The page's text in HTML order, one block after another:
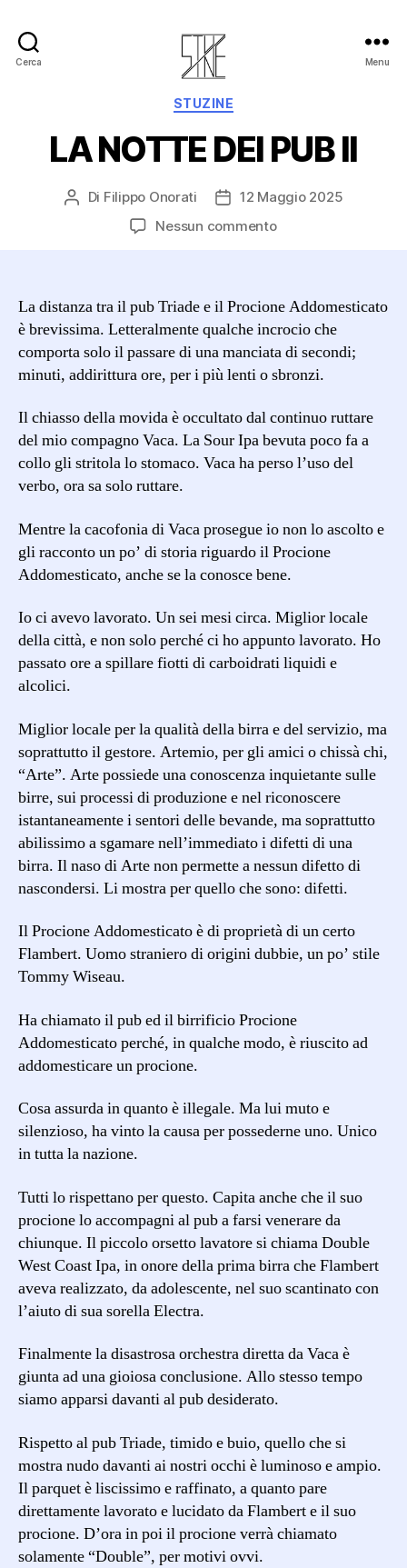
Cerca Menu
Categorie
STUZINE
LA NOTTE DEI PUB II
Autore
Di Filippo Onorati
Data12 Maggio 2025
Nessun commentosu
PUB
II
La distanza tra il pub Triade e il Procione Addomesticato
è brevissima. Letteralmente qualche incrocio che
comporta solo il passare di una manciata di secondi;
minuti, addirittura ore, per i più lenti o sbronzi.
Il chiasso della movida è occultato dal continuo ruttare
del mio compagno Vaca. La Sour Ipa bevuta poco fa a
collo gli stritola lo stomaco. Vaca ha perso l’uso del
verbo, ora sa solo ruttare.
Mentre la cacofonia di Vaca prosegue io non lo ascolto e
gli racconto un po’ di storia riguardo il Procione
Addomesticato, anche se la conosce bene.
Io ci avevo lavorato. Un sei mesi circa. Miglior locale
della città, e non solo perché ci ho appunto lavorato. Ho
passato ore a spillare fiotti di carboidrati liquidi e
alcolici.
Miglior locale per la qualità della birra e del servizio, ma
soprattutto il gestore. Artemio, per gli amici o chissà chi,
“Arte”. Arte possiede una conoscenza inquietante sulle
birre, sui processi di produzione e nel riconoscere
istantaneamente i sentori delle bevande, ma soprattutto
abilissimo a sgamare nell’immediato i difetti di una
birra. Il naso di Arte non permette a nessun difetto di
nascondersi. Li mostra per quello che sono: difetti.
Il Procione Addomesticato è di proprietà di un certo
Flambert. Uomo straniero di origini dubbie, un po’ stile
Tommy Wiseau.
Ha chiamato il pub ed il birrificio Procione
Addomesticato perché, in qualche modo, è riuscito ad
addomesticare un procione.
Cosa assurda in quanto è illegale. Ma lui muto e
silenzioso, ha vinto la causa per possederne uno. Unico
in tutta la nazione.
Tutti lo rispettano per questo. Capita anche che il suo
procione lo accompagni al pub a farsi venerare da
chiunque. Il piccolo orsetto lavatore si chiama Double
West Coast Ipa, in onore della prima birra che Flambert
aveva realizzato, da adolescente, nel suo scantinato con
l’aiuto di sua sorella Electra.
Finalmente la disastrosa orchestra diretta da Vaca è
giunta ad una gioiosa conclusione. Allo stesso tempo
siamo apparsi davanti al pub desiderato.
Rispetto al pub Triade, timido e buio, quello che si
mostra nudo davanti ai nostri occhi è luminoso e ampio.
Il parquet è liscissimo e raffinato, a quanto pare
direttamente lavorato e lucidato da Flambert e il suo
procione. D’ora in poi il procione verrà chiamato
solamente “Double”, per motivi ovvi.